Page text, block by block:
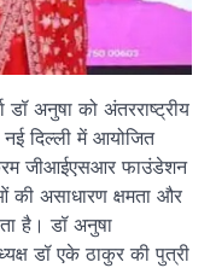
अनुषा को अंतरराष्ट्रीय
दिल्ली में आयोजित
जीआईएसआर फाउंडेशन
की असाधारण क्षमता और
है। डॉ अनुषा
डॉ एके ठाकुर की पुत्री